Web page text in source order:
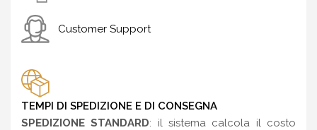
Customer Support
TEMPI DI SPEDIZIONE E DI CONSEGNA
SPEDIZIONE STANDARD: il sistema calcola il costo